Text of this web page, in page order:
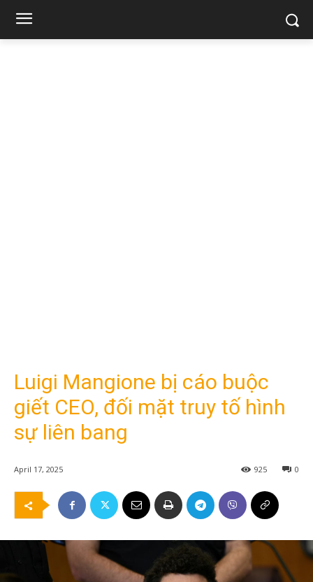
Luigi Mangione bị cáo buộc
giết CEO, đối mặt truy tố hình
sự liên bang
April 17, 2025 0
925